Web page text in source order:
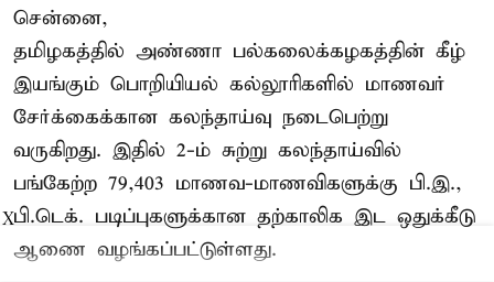
சென்னை,
தமிழகத்தில் அண்ணா பல்கலைக்கழகத்தின் கீழ்
இயங்கும் பொறியியல் கல்லூரிகளில் மாணவர்
சேர்க்கைக்கான கலந்தாய்வு நடைபெற்று
வருகிறது. இதில் 2-ம் சுற்று கலந்தாய்வில்
பங்கேற்ற 79,403 மாணவ-மாணவிகளுக்கு பி.இ.,
பி.டெக். படிப்புகளுக்கான தற்காலிக இட ஒதுக்கீடு
ஆணை வழங்கப்பட்டுள்ளது.
X